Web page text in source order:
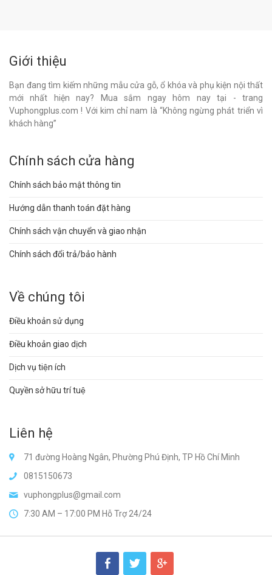
Giới thiệu
Bạn đang tìm kiếm những mẫu cửa gỗ, ổ khóa và phụ kiện nội thất
mới nhất hiện nay? Mua sắm ngay hôm nay tại - trang
Vuphongplus.com ! Với kim chỉ nam là “Không ngừng phát triển vì
khách hàng”
Chính sách cửa hàng
Chính sách bảo mật thông tin
Hướng dẫn thanh toán đặt hàng
Chính sách vận chuyển và giao nhận
Chính sách đổi trả/bảo hành
Về chúng tôi
Điều khoản sử dụng
Điều khoản giao dịch
Dịch vụ tiện ích
Quyền sở hữu trí tuệ
Liên hệ
71 đường Hoàng Ngân, Phường Phú Định, TP Hồ Chí Minh
0815150673
vuphongplus@gmail.com
7:30 AM – 17:00 PM Hỗ Trợ 24/24